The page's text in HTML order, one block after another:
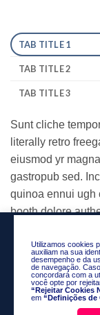
TAB TITLE 1
TAB TITLE 2
TAB TITLE 3
Sunt cliche
literally retro
eiusmod yr
gastropub sed.
quinoa ennui ugh
booth dolore
Brooklyn
Utilizamos cookies
auxiliam na sua
desempenho e da
de navegação.
concordará com a
você opte por
“Rejeitar Cookies
em “Definições de